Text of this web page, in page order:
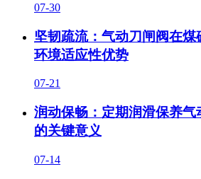
07-30
坚韧疏流：气动刀闸阀在
环境适应性优势
07-21
润动保畅：定期润滑保养气
的关键意义
07-14